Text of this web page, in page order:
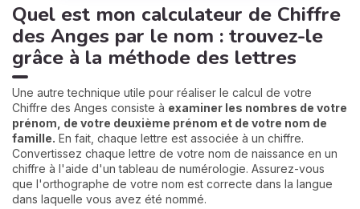
Quel est mon calculateur de Chiffre
des Anges par le nom : trouvez-le
grâce à la méthode des lettres
Une autre technique utile pour réaliser le calcul de votre
Chiffre des Anges consiste à examiner les nombres de votre
prénom, de votre deuxième prénom et de votre nom de
famille. En fait, chaque lettre est associée à un chiffre.
Convertissez chaque lettre de votre nom de naissance en un
chiffre à l'aide d'un tableau de numérologie. Assurez-vous
que l'orthographe de votre nom est correcte dans la langue
dans laquelle vous avez été nommé.